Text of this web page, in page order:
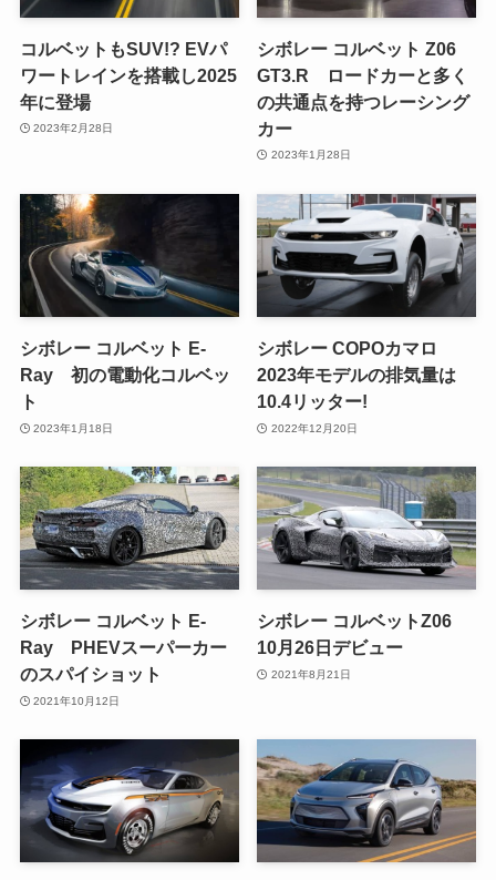
コルベットもSUV!? EVパ
ワートレインを搭載し2025
年に登場
2023年2月28日
シボレー コルベット Z06
GT3.R ロードカーと多く
の共通点を持つレーシング
カー
2023年1月28日
シボレー コルベット E-
Ray 初の電動化コルベッ
ト
2023年1月18日
シボレー COPOカマロ
2023年モデルの排気量は
10.4リッター!
2022年12月20日
シボレー コルベット E-
Ray PHEVスーパーカー
のスパイショット
2021年10月12日
シボレー コルベットZ06
10月26日デビュー
2021年8月21日